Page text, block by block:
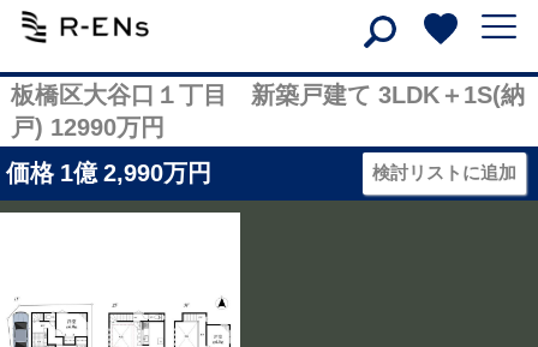
板橋区大谷口１丁目 新築戸建て 3LDK＋1S(納
戸) 12990万円
価格 1億 2,990万円 検討リストに追加